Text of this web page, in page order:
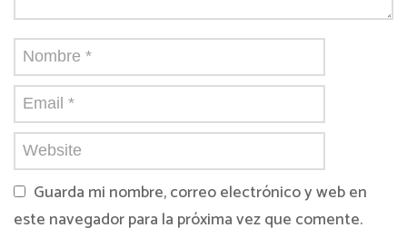
Guarda mi nombre, correo electrónico y web en
este navegador para la próxima vez que comente.